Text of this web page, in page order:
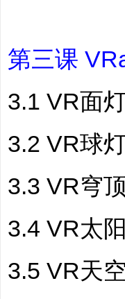
第三课
3.1 VR面
3.2 VR球
3.3 VR穹
3.4 VR太
3.5 VR天